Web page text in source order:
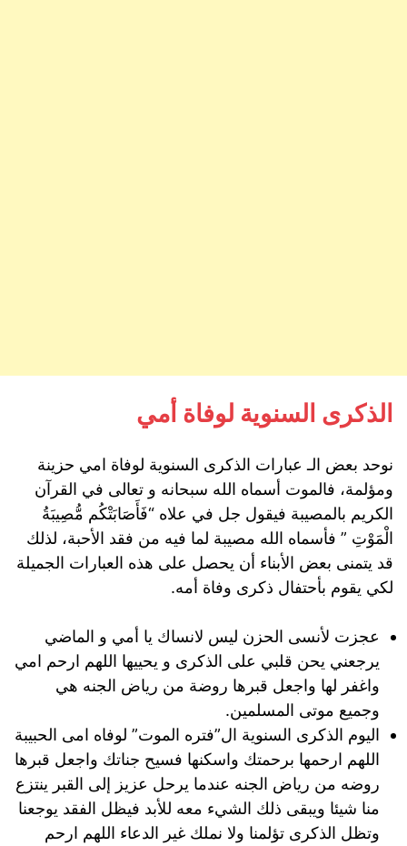
الذكرى السنوية لوفاة أمي
نوحد بعض الـ عبارات الذكرى السنوية لوفاة امي حزينة
ومؤلمة، فالموت أسماه الله سبحانه و تعالى في القرآن
الكريم بالمصيبة فيقول جل في علاه “فَأَصَابَتْكُم مُّصِيبَةُ
الْمَوْتِ ” فأسماه الله مصيبة لما فيه من فقد الأحبة، لذلك
قد يتمنى بعض الأبناء أن يحصل على هذه العبارات الجميلة
لكي يقوم بأحتفال ذكرى وفاة أمه.
عجزت لأنسى الحزن ليس لانساك يا أمي و الماضي
يرجعني يحن قلبي على الذكرى و يحييها اللهم ارحم امي
واغفر لها واجعل قبرها روضة من رياض الجنه هي
وجميع موتى المسلمين.
اليوم الذكرى السنوية ال”فتره الموت” لوفاه امى الحبيبة
اللهم ارحمها برحمتك واسكنها فسيح جناتك واجعل قبرها
روضه من رياض الجنه عندما يرحل عزيز إلى القبر ينتزع
منا شيئا ويبقى ذلك الشيء معه للأبد فيظل الفقد يوجعنا
وتظل الذكرى تؤلمنا ولا نملك غير الدعاء اللهم ارحم